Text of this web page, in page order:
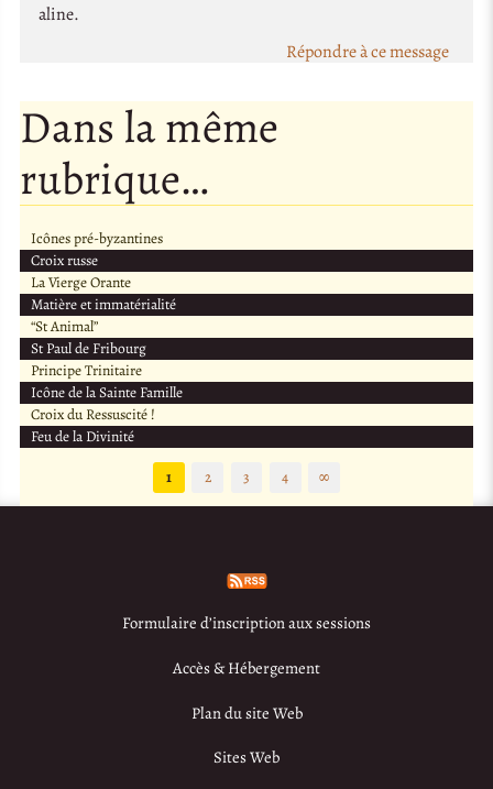
aline.
Répondre à ce message
Dans la même
rubrique…
Icônes pré-byzantines
Croix russe
La Vierge Orante
Matière et immatérialité
“St Animal”
St Paul de Fribourg
Principe Trinitaire
Icône de la Sainte Famille
Croix du Ressuscité !
Feu de la Divinité
1
2 3 4 ∞
Formulaire d’inscription aux sessions
Accès & Hébergement
Plan du site Web
Sites Web